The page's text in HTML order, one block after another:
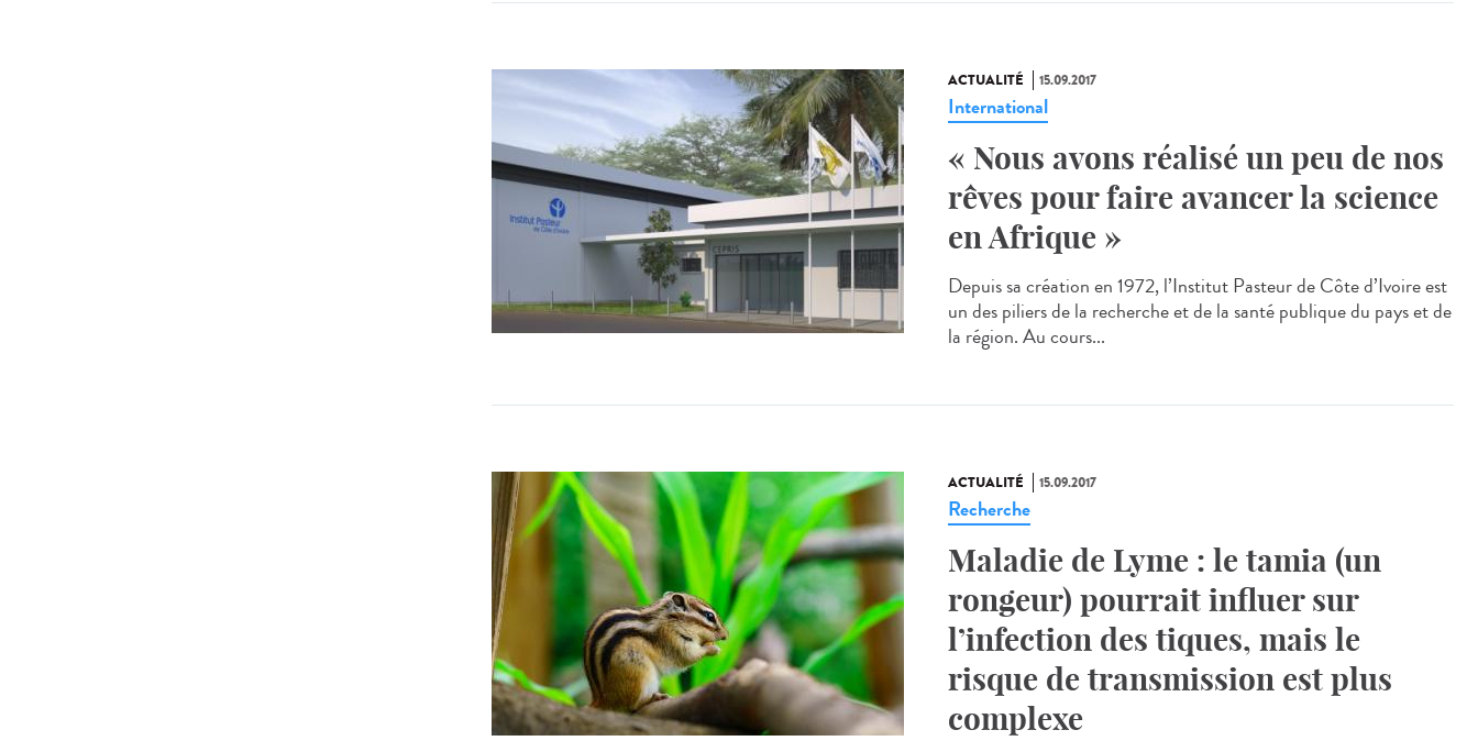
ACTUALITÉ 15.09.2017
International
« Nous avons réalisé un peu de nos
rêves pour faire avancer la science
en Afrique »
Depuis sa création en 1972, l’Institut Pasteur de Côte d’Ivoire est
un des piliers de la recherche et de la santé publique du pays et de
la région. Au cours...
ACTUALITÉ 15.09.2017
Recherche
Maladie de Lyme : le tamia (un
rongeur) pourrait influer sur
l’infection des tiques, mais le
risque de transmission est plus
complexe